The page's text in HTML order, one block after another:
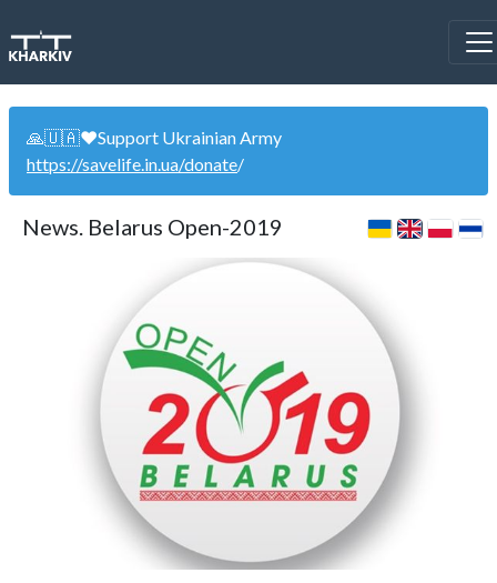
🙏🇺🇦❤️Support Ukrainian Army
https://savelife.in.ua/donate/
News. Belarus Open-2019